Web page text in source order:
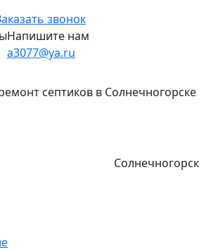
звонок
Напишите нам
a3077@ya.ru
септиков в Солнечногорске
Солнечногорск